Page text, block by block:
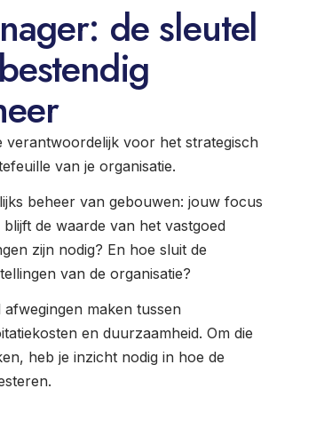
de sleutel
verantwoordelijk voor het strategisch
van je organisatie.
beheer van gebouwen: jouw focus
de waarde van het vastgoed
zijn nodig? En hoe sluit de
van de organisatie?
maken tussen
en duurzaamheid. Om die
heb je inzicht nodig in hoe de